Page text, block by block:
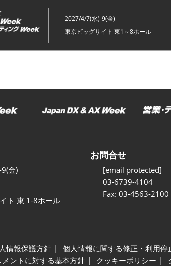
2027/4/7(水)-9(金)
東京ビッグサイト 東1～8ホール
金)
ト 東 1-8ホール
お問合せ
[email protected]
03-6739-4104
Fax: 03-4563-2100
情報保護方針 個人情報に関する修正・利用停
メントに対する基本方針
クッキーポリシー